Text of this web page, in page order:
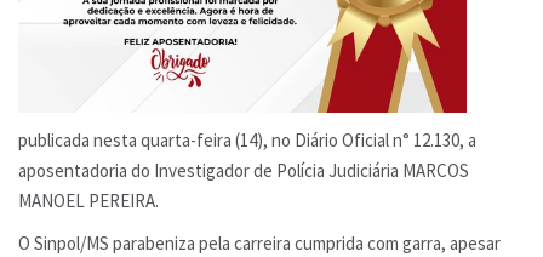
publicada nesta quarta-feira (14), no Diário Oficial n° 12.130, a
aposentadoria do Investigador de Polícia Judiciária MARCOS
MANOEL PEREIRA.
O Sinpol/MS parabeniza pela carreira cumprida com garra, apesar